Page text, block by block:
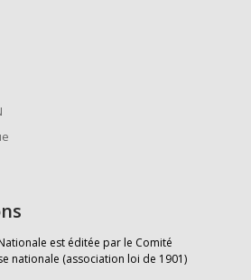
est éditée par le Comité
nationale (association loi de 1901)